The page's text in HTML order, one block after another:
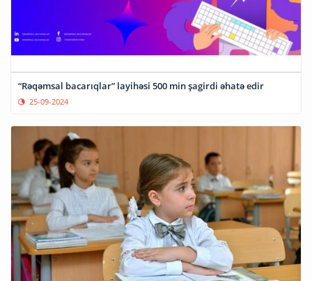
“Rəqəmsal bacarıqlar” layihəsi 500 min şagirdi əhatə edir
25-09-2024